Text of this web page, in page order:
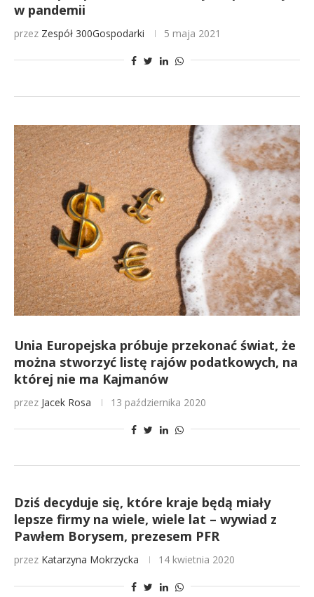
w pandemii
przez Zespół 300Gospodarki 5 maja 2021
Unia Europejska próbuje przekonać świat, że
można stworzyć listę rajów podatkowych, na
której nie ma Kajmanów
przez Jacek Rosa 13 października 2020
Dziś decyduje się, które kraje będą miały
lepsze firmy na wiele, wiele lat – wywiad z
Pawłem Borysem, prezesem PFR
przez Katarzyna Mokrzycka 14 kwietnia 2020